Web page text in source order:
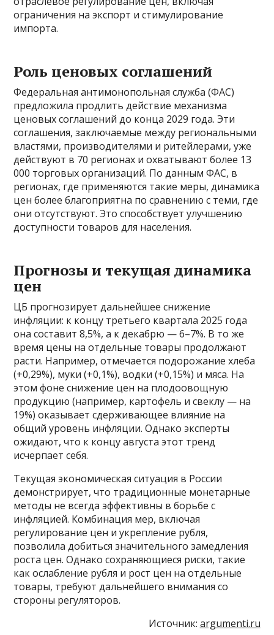
ограничения на экспорт и стимулирование
импорта.
Роль ценовых соглашений
Федеральная антимонопольная служба (ФАС)
предложила продлить действие механизма
ценовых соглашений до конца 2029 года. Эти
соглашения, заключаемые между региональными
властями, производителями и ритейлерами, уже
действуют в 70 регионах и охватывают более 13
000 торговых организаций. По данным ФАС, в
регионах, где применяются такие меры, динамика
цен более благоприятна по сравнению с теми, где
они отсутствуют. Это способствует улучшению
доступности товаров для населения.
Прогнозы и текущая динамика
цен
ЦБ прогнозирует дальнейшее снижение
инфляции: к концу третьего квартала 2025 года
она составит 8,5%, а к декабрю — 6–7%. В то же
время цены на отдельные товары продолжают
расти. Например, отмечается подорожание хлеба
(+0,29%), муки (+0,1%), водки (+0,15%) и мяса. На
этом фоне снижение цен на плодоовощную
продукцию (например, картофель и свеклу — на
19%) оказывает сдерживающее влияние на
общий уровень инфляции. Однако эксперты
ожидают, что к концу августа этот тренд
исчерпает себя.
Текущая экономическая ситуация в России
демонстрирует, что традиционные монетарные
методы не всегда эффективны в борьбе с
инфляцией. Комбинация мер, включая
регулирование цен и укрепление рубля,
позволила добиться значительного замедления
роста цен. Однако сохраняющиеся риски, такие
как ослабление рубля и рост цен на отдельные
товары, требуют дальнейшего внимания со
стороны регуляторов.
Источник: argumenti.ru